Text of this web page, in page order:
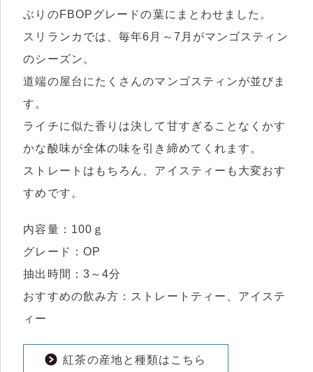
ぶりのFBOPグレードの葉にまとわせました。
スリランカでは、毎年6月～7月がマンゴスティン
のシーズン。
道端の屋台にたくさんのマンゴスティンが並びま
す。
ライチに似た香りは決して甘すぎることなくかす
かな酸味が全体の味を引き締めてくれます。
ストレートはもちろん、アイスティーも大変おす
すめです。
内容量：100ｇ
グレード：OP
抽出時間：3～4分
おすすめの飲み方：ストレートティー、アイステ
ィー
紅茶の産地と種類はこちら